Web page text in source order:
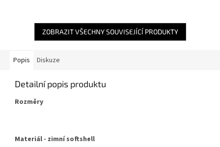
ZOBRAZIT VŠECHNY SOUVISEJÍCÍ PRODUKTY
Popis Diskuze
Detailní popis produktu
Rozměry
Materiál - zimní softshell